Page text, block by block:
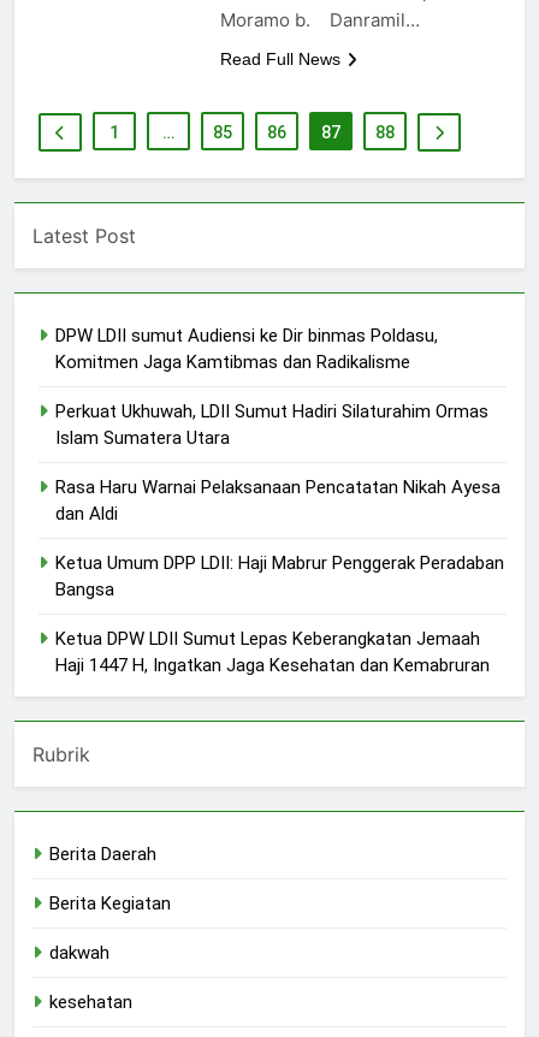
Moramo b. Danramil…
Read Full News
1 … 85 86 87 88
Latest Post
DPW LDII sumut Audiensi ke Dir binmas Poldasu,
Komitmen Jaga Kamtibmas dan Radikalisme
Perkuat Ukhuwah, LDII Sumut Hadiri Silaturahim Ormas
Islam Sumatera Utara
Rasa Haru Warnai Pelaksanaan Pencatatan Nikah Ayesa
dan Aldi
Ketua Umum DPP LDII: Haji Mabrur Penggerak Peradaban
Bangsa
Ketua DPW LDII Sumut Lepas Keberangkatan Jemaah
Haji 1447 H, Ingatkan Jaga Kesehatan dan Kemabruran
Rubrik
Berita Daerah
Berita Kegiatan
dakwah
kesehatan